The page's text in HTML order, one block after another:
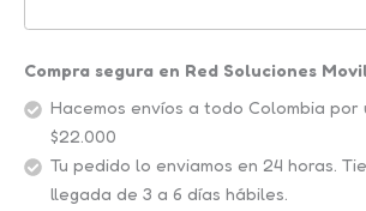
Compra segura en Red Soluciones
Hacemos envíos a todo Colombia por
$22.000
Tu pedido lo enviamos en 24 horas.
llegada de 3 a 6 días hábiles.